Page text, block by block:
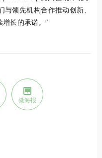
领先机构合作推动创新、
长的承诺。”
微海报